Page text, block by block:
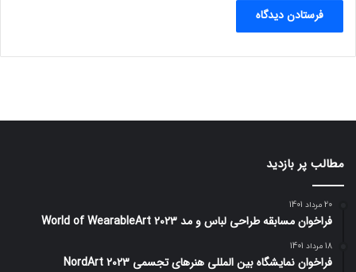
مطالب پر بازدید
20 مرداد 1401
فراخوان مسابقه طراحی لباس و مد World of WearableArt 2023
18 مرداد 1401
فراخوان نمایشگاه بین المللی هنرهای تجسمی NordArt 2023